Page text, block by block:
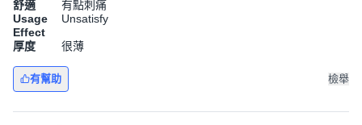
舒適
有點刺痛
Usage
Effect
Unsatisfy
厚度 很薄
有幫助 檢舉